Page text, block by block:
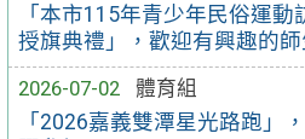
「本市115年青少年民俗運
授旗典禮」，歡迎有興趣的
2026-07-02
體育組
「2026嘉義雙潭星光路跑」